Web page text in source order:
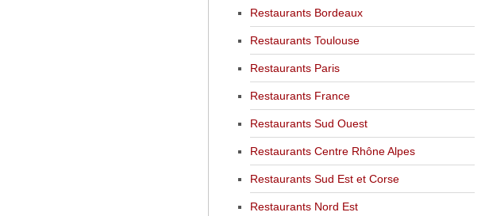
Restaurants Bordeaux
Restaurants Toulouse
Restaurants Paris
Restaurants France
Restaurants Sud Ouest
Restaurants Centre Rhône Alpes
Restaurants Sud Est et Corse
Restaurants Nord Est